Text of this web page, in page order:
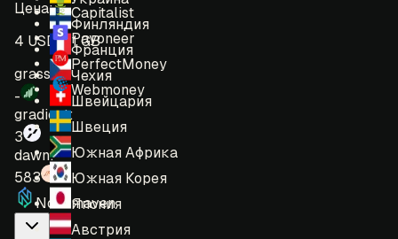
Финляндия
Франция
Чехия
Швейцария
Швеция
Южная Африка
Южная Корея
Япония
Австрия
Capitalist
Payoneer
PerfectMoney
Webmoney
Цена:
4 USD = 1 GB
grass:
-
gradient:
3
dawn:
583
Nodemaven